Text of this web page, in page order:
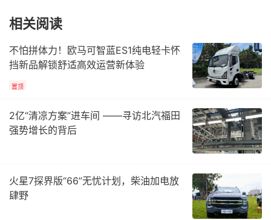
相关阅读
不怕拼体力！欧马可智蓝ES1纯电轻卡怀
挡新品解锁舒适高效运营新体验
置顶
2亿“清凉方案”进车间 ——寻访北汽福田
强势增长的背后
火星7探界版“66”无忧计划，柴油加电放
肆野